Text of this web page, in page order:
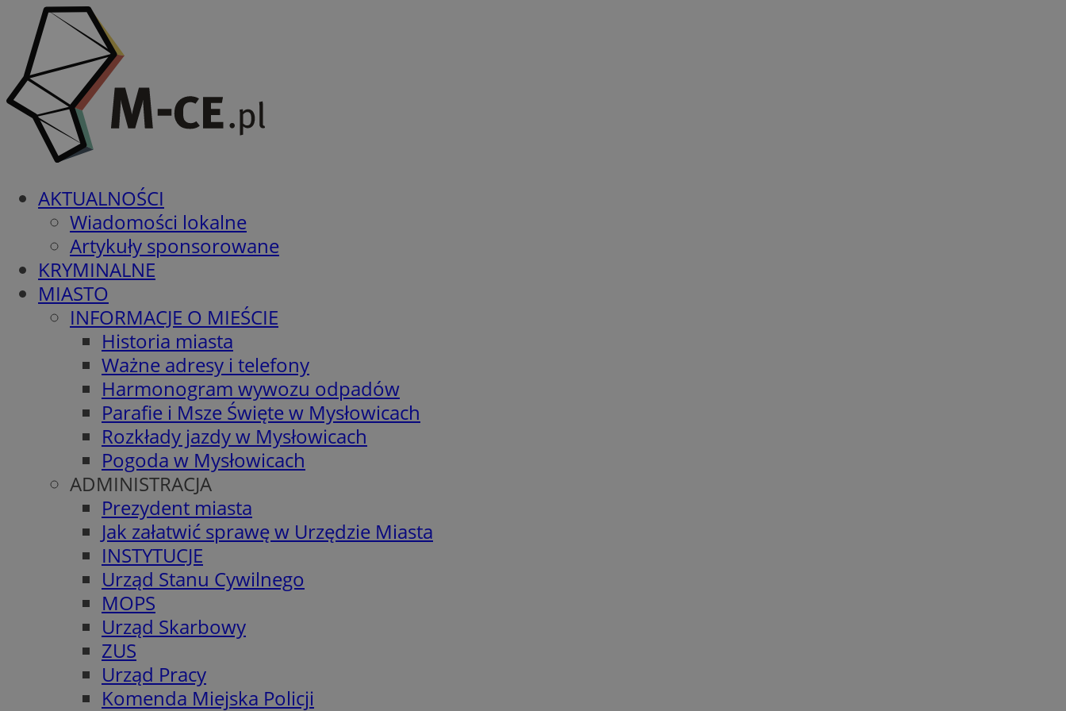
AKTUALNOŚCI
Wiadomości lokalne
Artykuły sponsorowane
KRYMINALNE
MIASTO
INFORMACJE O MIEŚCIE
Historia miasta
Ważne adresy i telefony
Harmonogram wywozu odpadów
Parafie i Msze Święte w Mysłowicach
Rozkłady jazdy w Mysłowicach
Pogoda w Mysłowicach
ADMINISTRACJA
Prezydent miasta
Jak załatwić sprawę w Urzędzie Miasta
INSTYTUCJE
Urząd Stanu Cywilnego
MOPS
Urząd Skarbowy
ZUS
Urząd Pracy
Komenda Miejska Policji